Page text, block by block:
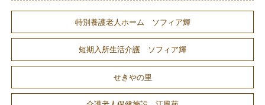
特別養護老人ホーム ソフィア輝
短期入所生活介護 ソフィア輝
せきやの里